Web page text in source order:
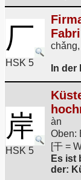
厂
HSK 5
In
岸
HSK 5
àn
Oben:
[干 =
Es ist
der: